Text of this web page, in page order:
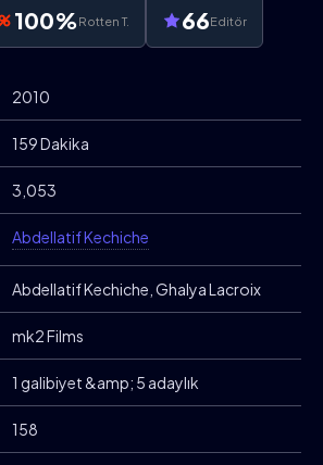
100%Rotten T. 66Editör
2010
159 Dakika
3,053
Abdellatif Kechiche
Abdellatif Kechiche, Ghalya Lacroix
mk2 Films
1 galibiyet &amp; 5 adaylık
158